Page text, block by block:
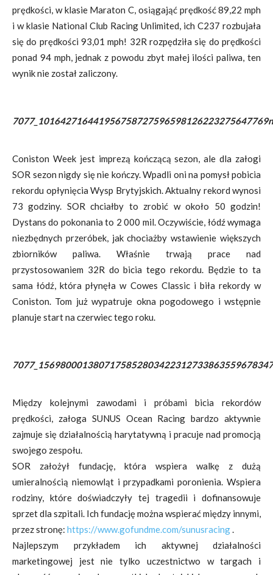
prędkości, w klasie Maraton C, osiągająć prędkość 89,22 mph
i w klasie National Club Racing Unlimited, ich C237 rozbujała
się do prędkości 93,01 mph! 32R rozpędziła się do prędkości
ponad 94 mph, jednak z powodu zbyt małej ilości paliwa, ten
wynik nie został zaliczony.
Coniston Week jest imprezą kończącą sezon, ale dla załogi
SOR sezon nigdy się nie kończy. Wpadli oni na pomysł pobicia
rekordu opłynięcia Wysp Brytyjskich. Aktualny rekord wynosi
73 godziny. SOR chciałby to zrobić w około 50 godzin!
Dystans do pokonania to 2 000 mil. Oczywiście, łódź wymaga
niezbędnych przeróbek, jak chociażby wstawienie większych
zbiorników paliwa. Właśnie trwają prace nad
przystosowaniem 32R do bicia tego rekordu. Będzie to ta
sama łódź, która płynęła w Cowes Classic i biła rekordy w
Coniston. Tom już wypatruje okna pogodowego i wstępnie
planuje start na czerwiec tego roku.
Między kolejnymi zawodami i próbami bicia rekordów
prędkości, załoga SUNUS Ocean Racing bardzo aktywnie
zajmuje się działalnością harytatywną i pracuje nad promocją
swojego zespołu.
SOR założył fundację, która wspiera walkę z dużą
umieralnością niemowląt i przypadkami poronienia. Wspiera
rodziny, które doświadczyły tej tragedii i dofinansowuje
sprzet dla szpitali. Ich fundację można wspierać między innymi,
przez stronę: https://www.gofundme.com/sunusracing.
Najlepszym przykładem ich aktywnej działalności
marketingowej jest nie tylko uczestnictwo w targach i